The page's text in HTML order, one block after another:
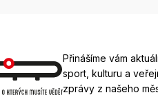
Přinášíme vám
sport, kulturu a
zprávy z našeho